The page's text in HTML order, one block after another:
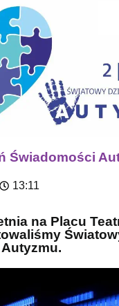
Świadomości
13:11
na Placu